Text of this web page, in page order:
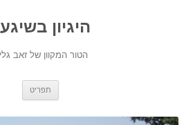
היגיון
הטור המקוון של זאב
תפריט